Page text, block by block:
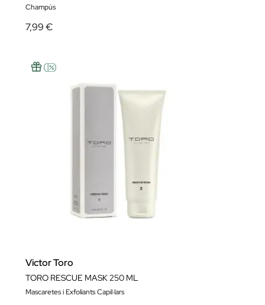
Champús
7,99 €
Victor Toro
TORO RESCUE MASK 250 ML
Mascaretes i Exfoliants Capil·lars